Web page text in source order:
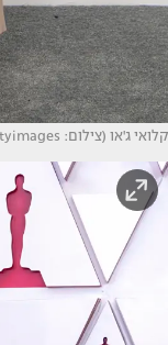
קלואי ג'או (צילום: pool gettyimages)